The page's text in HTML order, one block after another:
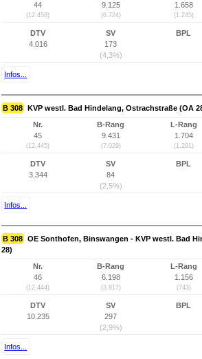
44
(12.458)
9.125
(6.724)
1.658
(1.245)
DTV
4.016
SV
173
(4,3%)
BPL
Infos...
B 308 KVP westl. Bad Hindelang, Ostrachstraße (OA
Nr.
45
(12.445)
B-Rang
9.431
(7.029)
L-Rang
1.704
(1.291)
DTV
3.344
SV
84
(2,5%)
BPL
Infos...
B 308 OE Sonthofen, Binswangen - KVP westl. Bad
28)
Nr.
46
(12.444)
B-Rang
6.198
(3.817)
L-Rang
1.156
(743)
DTV
10.235
SV
297
(2,9%)
BPL
Infos...